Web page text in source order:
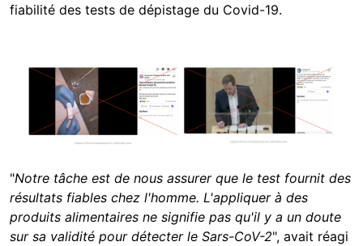
fiabilité des tests de dépistage du Covid-19.
Image
"Notre tâche est de nous assurer que le test fournit des
résultats fiables chez l'homme. L'appliquer à des
produits alimentaires ne signifie pas qu'il y a un doute
sur sa validité pour détecter le Sars-CoV-2", avait réagi